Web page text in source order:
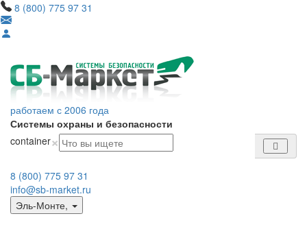
8 (800) 775 97 31
работаем с 2006 года
Системы охраны и безопасности
container×
8 (800) 775 97 31
info@sb-market.ru
Эль-Монте,